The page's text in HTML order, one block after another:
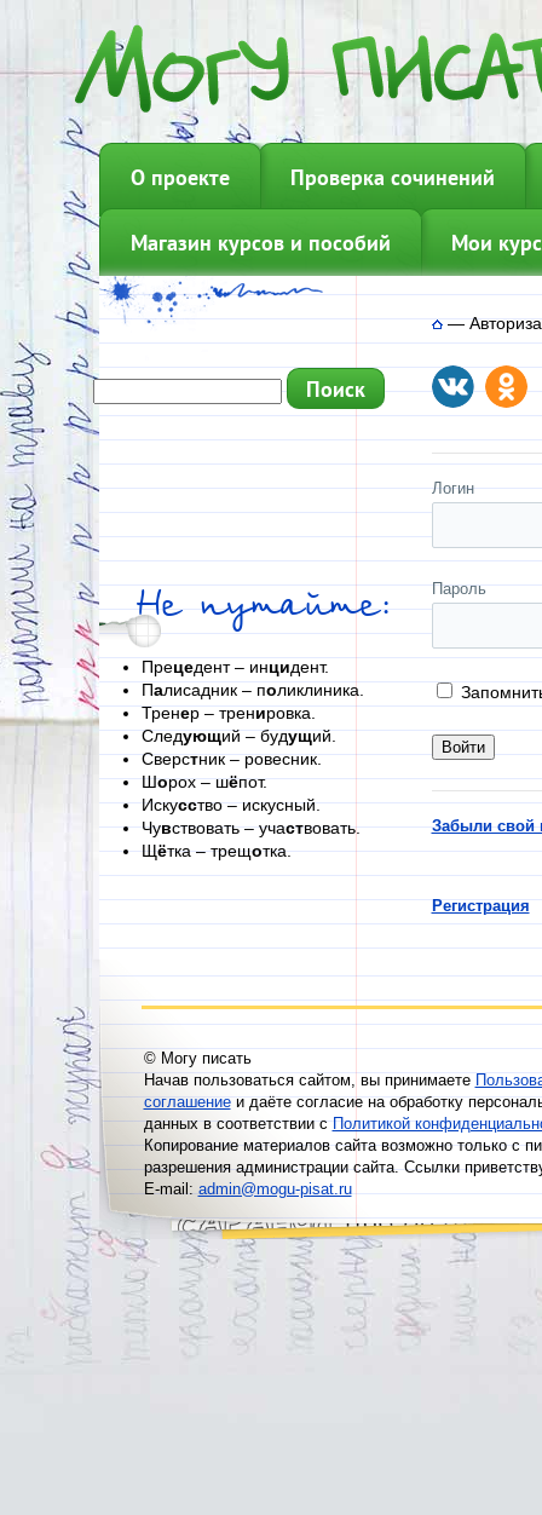
О проекте Проверка сочинений
Магазин курсов и пособий Мои
Не путайте:
Прецедент – инцидент.
Палисадник – поликлиника.
Тренер – тренировка.
Следующий – будущий.
Сверстник – ровесник.
Шорох – шёпот.
Искусство – искусный.
Чувствовать – участвовать.
Щётка – трещотка.
—
Логин
Пароль
Забыли свой
Регистрация
© Могу писать
Начав пользоваться сайтом, вы принимаете
соглашениеи даёте согласие на обработку
данных в соответствии сПолитикой
Копирование материалов сайта возможно только с
разрешения администрации сайта. Ссылки
E-mail:admin@mogu-pisat.ru